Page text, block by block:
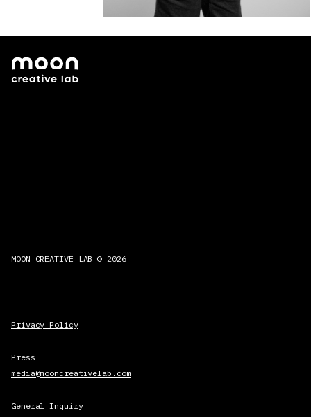
MOON CREATIVE LAB © 2026
Privacy Policy
Press
media@mooncreativelab.com
General Inquiry